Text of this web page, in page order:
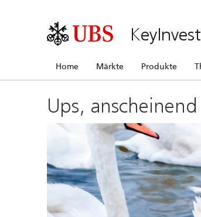
KeyInvest
Home Märkte Produkte
Ups,